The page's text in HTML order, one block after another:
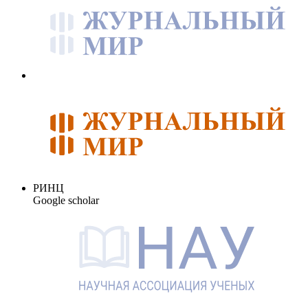
РИНЦ
Google scholar